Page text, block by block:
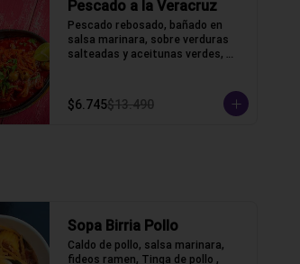
Pescado a la Veracruz
Pescado rebosado, bañado en
salsa marinara, sobre verduras
salteadas y aceitunas verdes,
$6.745$13.490
Sopa Birria Pollo
Caldo de pollo, salsa marinara,
fideos ramen, Tinga de pollo ,